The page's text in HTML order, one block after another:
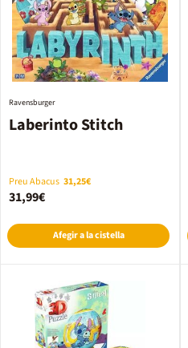
Laberinto Stitch
Ravensburger
Preu Abacus 31,25€
31,99€
Afegir a la cistella